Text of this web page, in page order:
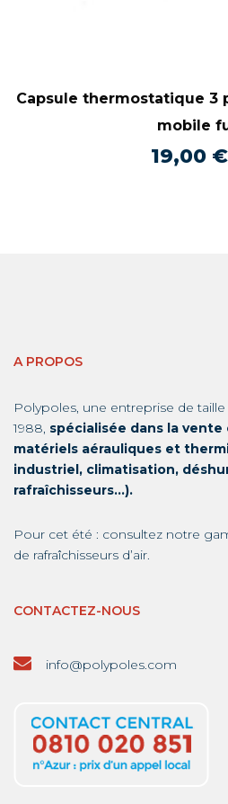
Capsule thermostatique 3
mobile
19,00 €
A PROPOS
Polypoles, une entreprise de
1988, spécialisée dans la
matériels aérauliques et
industriel, climatisation,
rafraîchisseurs…).
Pour cet été : consultez notre
de rafraîchisseurs d’air.
CONTACTEZ-NOUS
info@polypoles.com